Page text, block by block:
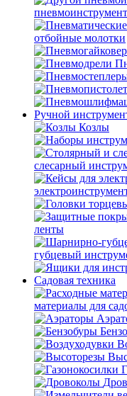
пневмоинструмент
отбойные молотки
Ручной
Козлы
слесарный
ленты
губцевый
Садовая техника
материалы для